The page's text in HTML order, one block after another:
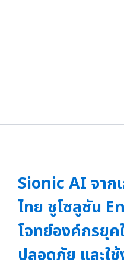
Sionic AI จาก
ไทย ชูโซลูชัน
โจทย์องค์กรยุค
ปลอดภัย และใ